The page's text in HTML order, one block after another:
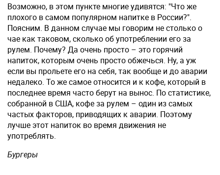
Возможно, в этом пункте многие удивятся: "Что же
плохого в самом популярном напитке в России?".
Поясним. В данном случае мы говорим не столько о
чае как таковом, сколько об употреблении его за
рулем. Почему? Да очень просто – это горячий
напиток, которым очень просто обжечься. Ну, а уж
если вы прольете его на себя, так вообще и до аварии
недалеко. То же самое относится и к кофе, который в
последнее время часто берут на вынос. По статистике,
собранной в США, кофе за рулем – один из самых
частых факторов, приводящих к аварии. Поэтому
лучше этот напиток во время движения не
употреблять.
Бургеры